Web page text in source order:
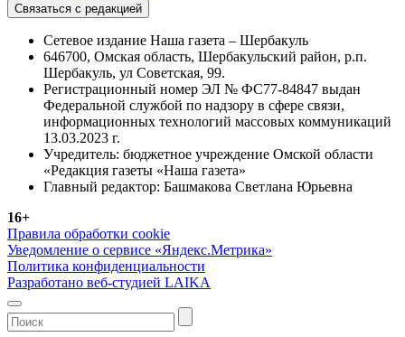
Связаться с редакцией
Сетевое издание Наша газета – Шербакуль
646700, Омская область, Шербакульский район, р.п.
Шербакуль, ул Советская, 99.
Регистрационный номер ЭЛ № ФС77-84847 выдан
Федеральной службой по надзору в сфере связи,
информационных технологий массовых коммуникаций
13.03.2023 г.
Учредитель: бюджетное учреждение Омской области
«Редакция газеты «Наша газета»
Главный редактор: Башмакова Светлана Юрьевна
16+
Правила обработки cookie
Уведомление о сервисе «Яндекс.Метрика»
Политика конфиденциальности
Разработано веб-студией LAIKA